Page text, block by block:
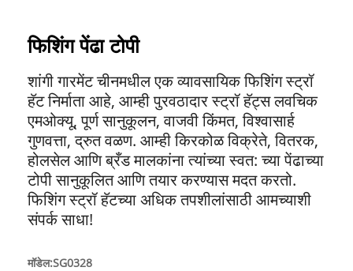
फिशिंग पेंढा टोपी
शांगी गारमेंट चीनमधील एक व्यावसायिक फिशिंग स्ट्रॉ
हॅट निर्माता आहे, आम्ही पुरवठादार स्ट्रॉ हॅट्स लवचिक
एमओक्यू, पूर्ण सानुकूलन, वाजवी किंमत, विश्वासार्ह
गुणवत्ता, द्रुत वळण. आम्ही किरकोळ विक्रेते, वितरक,
होलसेल आणि ब्रँड मालकांना त्यांच्या स्वत: च्या पेंढाच्या
टोपी सानुकूलित आणि तयार करण्यास मदत करतो.
फिशिंग स्ट्रॉ हॅटच्या अधिक तपशीलांसाठी आमच्याशी
संपर्क साधा!
मॉडेल:SG0328